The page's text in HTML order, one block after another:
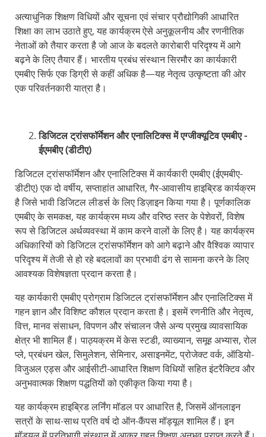
अत्याधुनिक शिक्षण विधियों और सूचना एवं संचार प्रौद्योगिकी आधारित
शिक्षा का लाभ उठाते हुए, यह कार्यक्रम ऐसे अनुकूलनीय और रणनीतिक
नेताओं को तैयार करता है जो आज के बदलते कारोबारी परिदृश्य में आगे
बढ़ने के लिए तैयार हैं। भारतीय प्रबंध संस्थान सिरमौर का कार्यकारी
एमबीए सिर्फ एक डिग्री से कहीं अधिक है—यह नेतृत्व उत्कृष्टता की ओर
एक परिवर्तनकारी यात्रा है।
डिजिटल ट्रांसफॉर्मेशन और एनालिटिक्स में एग्जीक्यूटिव एमबीए -
ईएमबीए (डीटीए)
डिजिटल ट्रांसफॉर्मेशन और एनालिटिक्स में कार्यकारी एमबीए (ईएमबीए-
डीटीए) एक दो वर्षीय, सप्ताहांत आधारित, गैर-आवासीय हाइब्रिड कार्यक्रम
है जिसे भावी डिजिटल लीडर्स के लिए डिज़ाइन किया गया है। पूर्णकालिक
एमबीए के समकक्ष, यह कार्यक्रम मध्य और वरिष्ठ स्तर के पेशेवरों, विशेष
रूप से डिजिटल अर्थव्यवस्था में काम करने वालों के लिए है। यह कार्यक्रम
अधिकारियों को डिजिटल ट्रांसफॉर्मेशन को आगे बढ़ाने और वैश्विक व्यापार
परिदृश्य में तेजी से हो रहे बदलावों का प्रभावी ढंग से सामना करने के लिए
आवश्यक विशेषज्ञता प्रदान करता है।
यह कार्यकारी एमबीए प्रोग्राम डिजिटल ट्रांसफॉर्मेशन और एनालिटिक्स में
गहन ज्ञान और विशिष्ट कौशल प्रदान करता है। इसमें रणनीति और नेतृत्व,
वित्त, मानव संसाधन, विपणन और संचालन जैसे अन्य प्रमुख व्यावसायिक
क्षेत्र भी शामिल हैं। पाठ्यक्रम में केस स्टडी, व्याख्यान, समूह अभ्यास, रोल
प्ले, प्रबंधन खेल, सिमुलेशन, सेमिनार, असाइनमेंट, प्रोजेक्ट वर्क, ऑडियो-
विजुअल एड्स और आईसीटी-आधारित शिक्षण विधियों सहित इंटरैक्टिव और
अनुभवात्मक शिक्षण पद्धतियों को एकीकृत किया गया है।
यह कार्यक्रम हाइब्रिड लर्निंग मॉडल पर आधारित है, जिसमें ऑनलाइन
सत्रों के साथ-साथ प्रति वर्ष दो ऑन-कैंपस मॉड्यूल शामिल हैं। इन